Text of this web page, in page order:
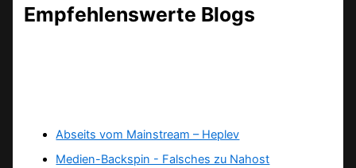
Empfehlenswerte Blogs
Abseits vom Mainstream – Heplev
Medien-Backspin - Falsches zu Nahost